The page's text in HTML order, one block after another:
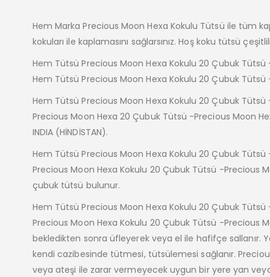
Hem Marka Precious Moon Hexa Kokulu Tütsü ile tüm
kokuları ile kaplamasını sağlarsınız. Hoş koku tütsü
Hem Tütsü Precious Moon Hexa Kokulu 20 Çubuk Tütsü
Hem Tütsü Precious Moon Hexa Kokulu 20 Çubuk Tütsü
Hem Tütsü Precious Moon Hexa Kokulu 20 Çubuk
Precious Moon Hexa 20 Çubuk Tütsü -Precious Moon
INDIA (HİNDİSTAN).
Hem Tütsü Precious Moon Hexa Kokulu 20 Çubuk
Precious Moon Hexa Kokulu 20 Çubuk Tütsü -Precious
çubuk tütsü bulunur.
Hem Tütsü Precious Moon Hexa Kokulu 20 Çubuk Tütsü
Precious Moon Hexa Kokulu 20 Çubuk Tütsü -Precious
bekledikten sonra üfleyerek veya el ile hafifçe sallanır.
kendi cazibesinde tütmesi, tütsülemesi sağlanır.
veya ateşi ile zarar vermeyecek uygun bir yere yan